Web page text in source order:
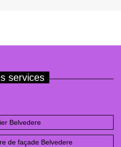
services
Belvedere
de façade Belvedere